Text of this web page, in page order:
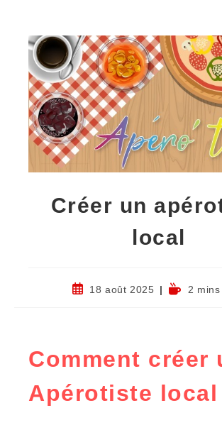
Créer un
local
18 août 2025 2
Comment créer
Apérotiste local